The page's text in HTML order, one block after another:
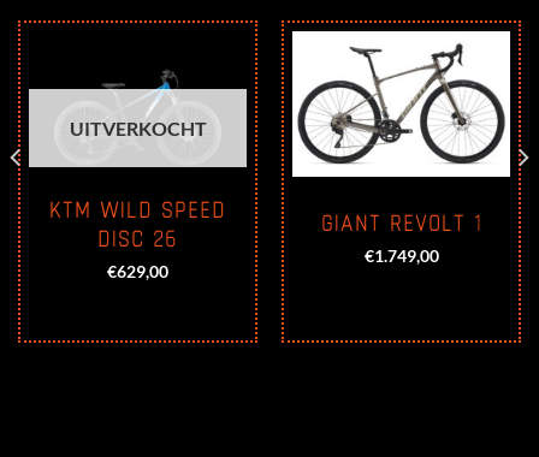
UITVERKOCHT
KTM WILD SPEED
DISC 26
€629,00
GIANT REVOLT 1
€1.749,00